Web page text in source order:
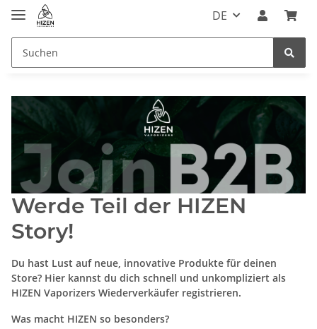
DE
Werde Teil der HIZEN
Story!
Du hast Lust auf neue, innovative Produkte für deinen
Store? Hier kannst du dich schnell und unkompliziert als
HIZEN Vaporizers Wiederverkäufer registrieren.
Was macht HIZEN so besonders?